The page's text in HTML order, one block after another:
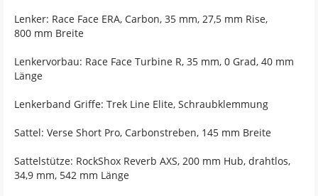
Lenker: Race Face ERA, Carbon, 35 mm, 27,5 mm Rise,
800 mm Breite
Lenkervorbau: Race Face Turbine R, 35 mm, 0 Grad, 40 mm
Länge
Lenkerband Griffe: Trek Line Elite, Schraubklemmung
Sattel: Verse Short Pro, Carbonstreben, 145 mm Breite
Sattelstütze: RockShox Reverb AXS, 200 mm Hub, drahtlos,
34,9 mm, 542 mm Länge